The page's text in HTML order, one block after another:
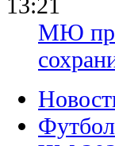
13:21
МЮ